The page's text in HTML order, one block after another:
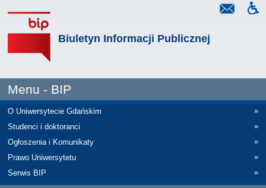
Biuletyn Informacji Publicznej
Menu - BIP
O Uniwersytecie Gdańskim
»
Studenci i doktoranci
»
Ogłoszenia i Komunikaty
»
Prawo Uniwersytetu
»
Serwis BIP
»